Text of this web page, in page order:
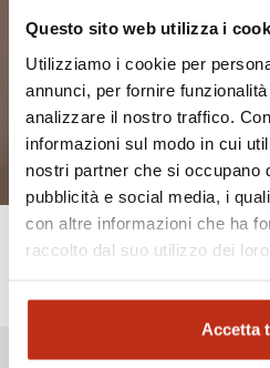
Questo sito web utilizza i
Utilizziamo i cookie per
annunci, per fornire
analizzare il nostro traffico.
informazioni sul modo in cui
nostri partner che si occupano
pubblicità e social media, i
con altre informazioni che ha
raccolto dal suo utilizzo dei loro
Accetta